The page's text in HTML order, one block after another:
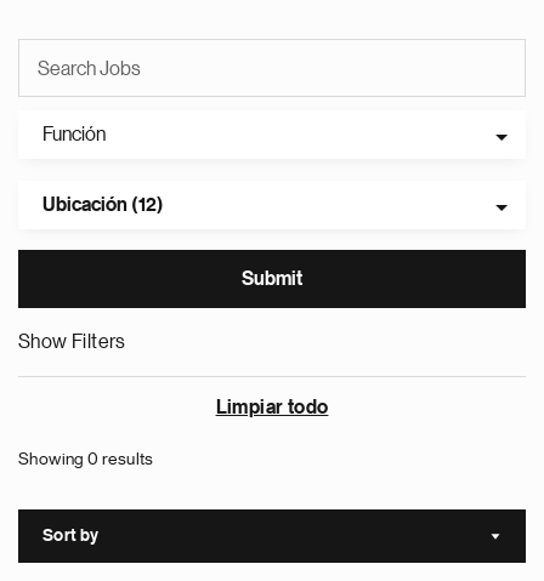
Función
Ubicación (12)
Show Filters
Limpiar todo
Showing 0 results
Sort by Sort